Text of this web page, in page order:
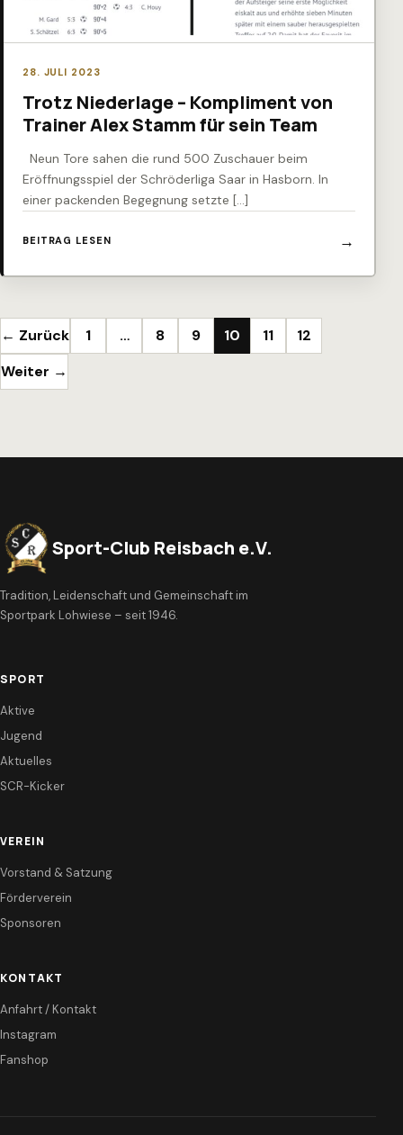
28. JULI 2023
Trotz Niederlage – Kompliment von
Trainer Alex Stamm für sein Team
Neun Tore sahen die rund 500 Zuschauer beim
Eröffnungsspiel der Schröderliga Saar in Hasborn. In
einer packenden Begegnung setzte […]
BEITRAG LESEN
Seitennummerierung der Beiträge
← Zurück 1 … 8 9 10 11
12
Weiter →
Sport-Club Reisbach e.V.
Tradition, Leidenschaft und Gemeinschaft im
Sportpark Lohwiese – seit 1946.
SPORT
Aktive
Jugend
Aktuelles
SCR-Kicker
VEREIN
Vorstand & Satzung
Förderverein
Sponsoren
KONTAKT
Anfahrt / Kontakt
Instagram
Fanshop